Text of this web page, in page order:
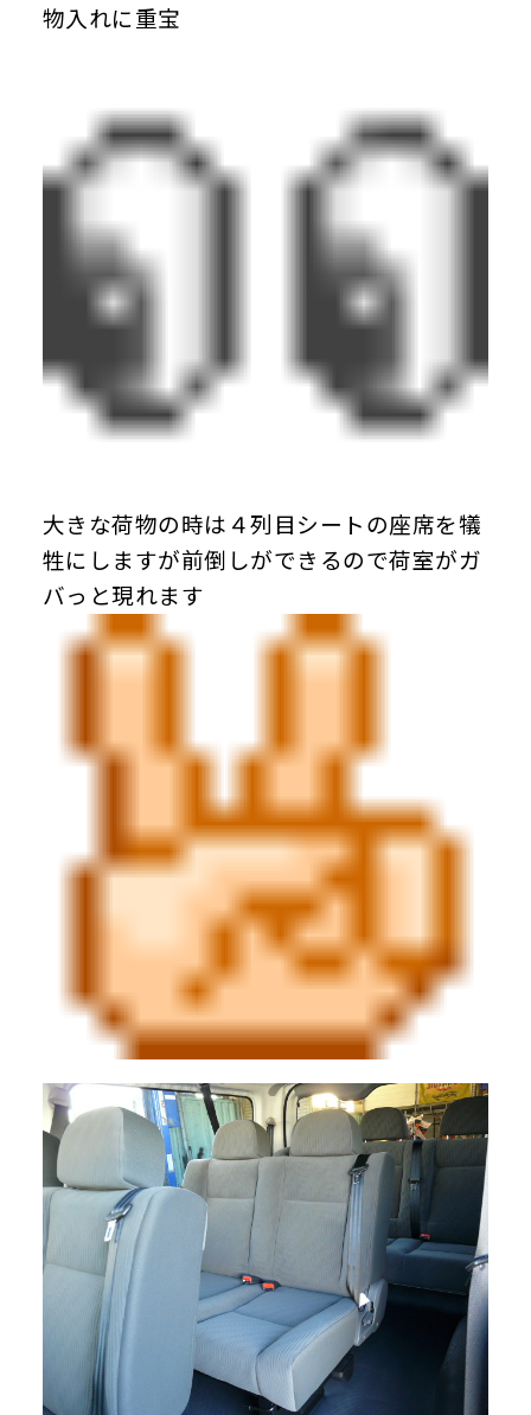
物入れに重宝
大きな荷物の時は４列目シートの座席を犠
牲にしますが前倒しができるので荷室がガ
バっと現れます